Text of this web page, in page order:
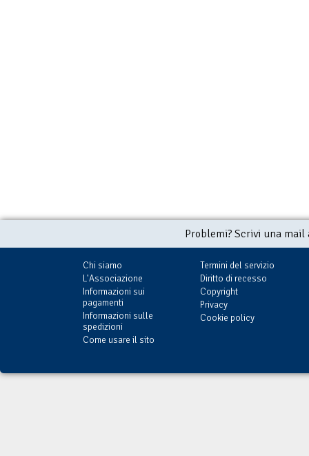
Problemi? Scrivi una
Chi siamo
L'Associazione
Informazioni sui
pagamenti
Informazioni sulle
spedizioni
Come usare il sito
Termini del servizio
Diritto di recesso
Copyright
Privacy
Cookie policy